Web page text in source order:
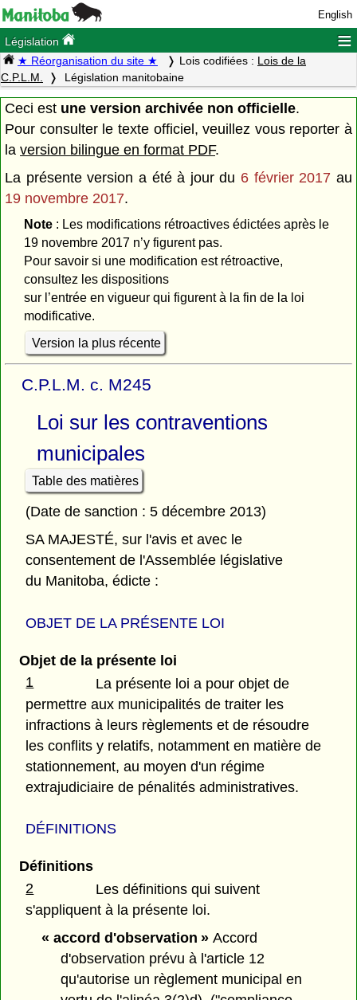
English
Législation ≡
★ Réorganisation du site ★ Lois codifiées : Lois de la
C.P.L.M.
Législation manitobaine
Ceci est une version archivée non officielle.
Pour consulter le texte officiel, veuillez vous reporter à
la version bilingue en format PDF.
La présente version a été à jour du 6 février 2017 au
19 novembre 2017.
Note: Les modifications rétroactives édictées après le
19 novembre 2017 n’y figurent pas.
Pour savoir si une modification est rétroactive,
consultez les dispositions
sur l’entrée en vigueur qui figurent à la fin de la loi
modificative.
Version la plus récente
C.P.L.M. c. M245
Loi sur les contraventions
municipales
Table des matières
(Date de sanction : 5 décembre 2013)
SA MAJESTÉ, sur l'avis et avec le
consentement de l'Assemblée législative
du Manitoba, édicte :
OBJET DE LA PRÉSENTE LOI
Objet de la présente loi
1
La présente loi a pour objet de
permettre aux municipalités de traiter les
infractions à leurs règlements et de résoudre
les conflits y relatifs, notamment en matière de
stationnement, au moyen d'un régime
extrajudiciaire de pénalités administratives.
DÉFINITIONS
Définitions
2
Les définitions qui suivent
s'appliquent à la présente loi.
« accord d'observation »Accord
d'observation prévu à l'article 12
qu'autorise un règlement municipal en